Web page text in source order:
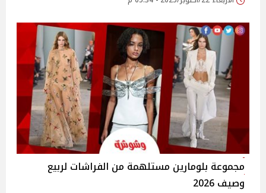
مجموعة بلومارين مستلهمة من الفراشات لربيع
وصيف 2026